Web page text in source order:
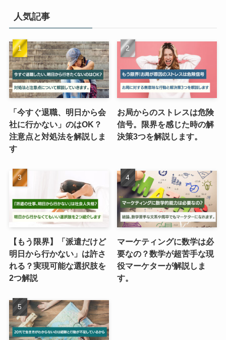
人気記事
「今すぐ退職、明日から会
社に行かない」のはOK？
注意点と対処法を解説しま
す
お局からのストレスは危険
信号。限界を感じた時の解
決策3つを解説します。
【もう限界】「派遣だけど
明日から行かない」は許さ
れる？実現可能な選択肢を
2つ解説
マーケティングに数学は必
要なの？数学が超苦手な現
役マーケターが解説しま
す。